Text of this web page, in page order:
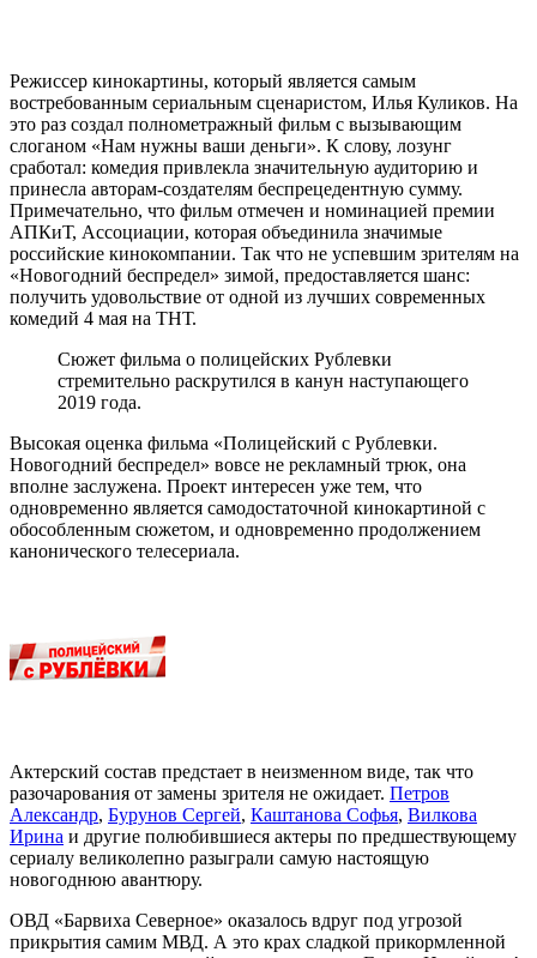
Режиссер кинокартины, который является самым
востребованным сериальным сценаристом, Илья Куликов. На
это раз создал полнометражный фильм с вызывающим
слоганом «Нам нужны ваши деньги». К слову, лозунг
сработал: комедия привлекла значительную аудиторию и
принесла авторам-создателям беспрецедентную сумму.
Примечательно, что фильм отмечен и номинацией премии
АПКиТ, Ассоциации, которая объединила значимые
российские кинокомпании. Так что не успевшим зрителям на
«Новогодний беспредел» зимой, предоставляется шанс:
получить удовольствие от одной из лучших современных
комедий 4 мая на ТНТ.
Сюжет фильма о полицейских Рублевки
стремительно раскрутился в канун наступающего
2019 года.
Высокая оценка фильма «Полицейский с Рублевки.
Новогодний беспредел» вовсе не рекламный трюк, она
вполне заслужена. Проект интересен уже тем, что
одновременно является самодостаточной кинокартиной с
обособленным сюжетом, и одновременно продолжением
канонического телесериала.
Актерский состав предстает в неизменном виде, так что
разочарования от замены зрителя не ожидает. Петров
Александр, Бурунов Сергей, Каштанова Софья, Вилкова
Ирина и другие полюбившиеся актеры по предшествующему
сериалу великолепно разыграли самую настоящую
новогоднюю авантюру.
ОВД «Барвиха Северное» оказалось вдруг под угрозой
прикрытия самим МВД. А это крах сладкой прикормленной